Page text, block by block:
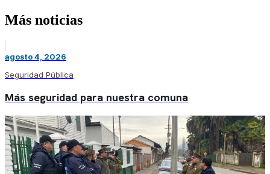
Más noticias
agosto 4, 2026
Seguridad Pública
Más seguridad para nuestra comuna